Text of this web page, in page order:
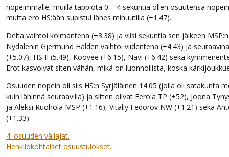
nopeimmalle, muilla tappiota 0 – 4 sekuntia ollen osuutensa
mutta ero HS:ään supistui lähes minuutilla (+1.47).
Delta vaihtoi kolmantena (+3.38) ja viisi sekuntia sen jälkeen
Nydalenin Gjermund Halden vaihtoi viidentenä (+4.43) ja
(+5.07), HS II (5.49), Koovee (+6.15), Navi (+6.42) sekä
Erot kasvoivat siten vähän, mikä on luonnollista, koska
Osuuden nopein oli siis HS:n Syrjäläinen 14.05 (jolla oli satakunta
kuin lähinnä seuraavilla) ja sitten olivat Eerola TP (+52), Joona
ja Aleksi Ruohola MSP (+1.16), Vitaliy Fedorov NW (+1.21) sekä
(+1.33).
4. osuuden väliajat.
Henkilökohtaiset osuustulokset.